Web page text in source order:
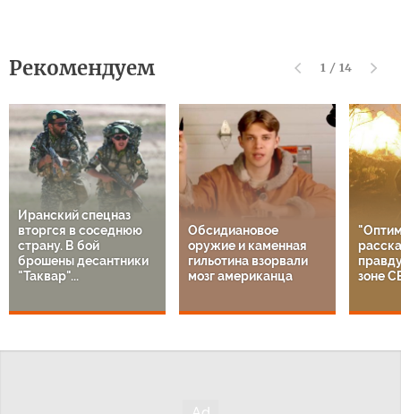
Рекомендуем 1 / 14
Иранский спецназ
вторгся в соседнюю
страну. В бой
брошены десантники
"Таквар"...
Обсидиановое
оружие и каменная
гильотина взорвали
мозг американца
зоне